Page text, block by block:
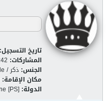
تاريخ التسجيل:
المشاركات:
الجنس: ذكر / Male
مكان الإقامة:
الدولة: [PS]